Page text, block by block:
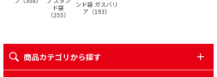
ド袋
（255）
ンド袋 ガスバリ
ア（193）
商品カテゴリから探す